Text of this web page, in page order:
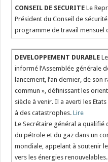
CONSEIL DE SECURITE Le
Président du Conseil de
programme de travail mensuel
DEVELOPPEMENT DURABLE
informé l’Assemblée générale
lancement, l’an dernier, de
commun », définissant les
siècle à venir. Il a averti les
à des catastrophes.Lire
Le Secrétaire général a
du pétrole et du gaz dans un
mondiale, appelant à soutenir
vers les énergies